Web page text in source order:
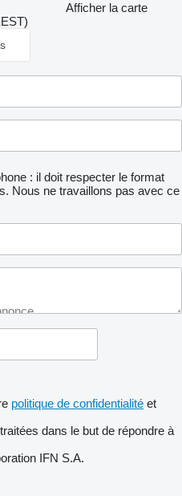
Afficher la carte
: il doit respecter le format
Nous ne travaillons pas avec ce
politique de confidentialité et
dans le but de répondre à
IFN S.A.